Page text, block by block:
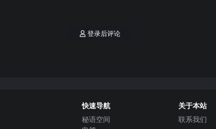
登录后评论
快速导航
秘语空间
关于本站
联系我们